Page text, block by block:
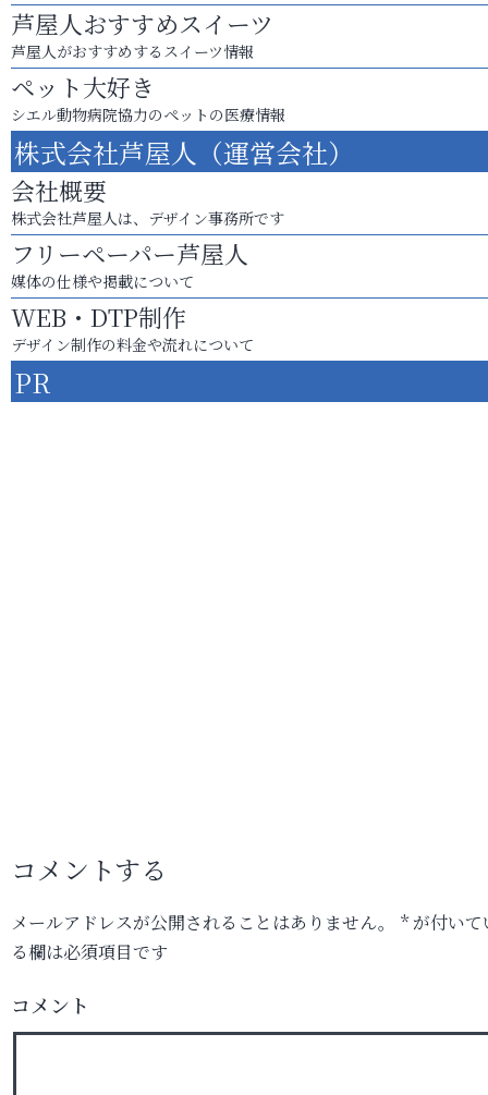
芦屋人おすすめスイーツ
芦屋人がおすすめするスイーツ情報
ペット大好き
シエル動物病院協力のペットの医療情報
株式会社芦屋人（運営会社）
会社概要
株式会社芦屋人は、デザイン事務所です
フリーペーパー芦屋人
媒体の仕様や掲載について
WEB・DTP制作
デザイン制作の料金や流れについて
PR
コメントする
メールアドレスが公開されることはありません。 *が付いて
る欄は必須項目です
コメント